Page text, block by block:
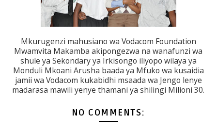
Mkurugenzi mahusiano wa Vodacom Foundation
Mwamvita Makamba akipongezwa na wanafunzi wa
shule ya Sekondary ya Irkisongo iliyopo wilaya ya
Monduli Mkoani Arusha baada ya Mfuko wa kusaidia
jamii wa Vodacom kukabidhi msaada wa Jengo lenye
madarasa mawili yenye thamani ya shilingi Milioni 30.
NO COMMENTS: